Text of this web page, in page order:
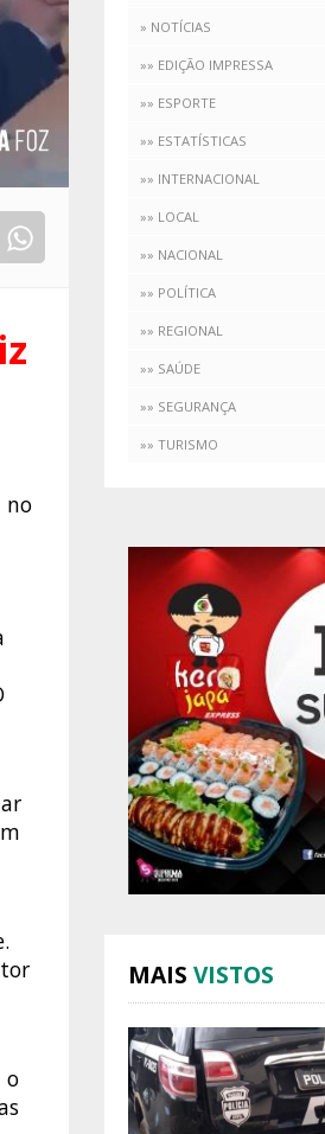
no
o
» NOTÍCIAS
»» EDIÇÃO IMPRESSA
»» ESPORTE
»» ESTATÍSTICAS
»» INTERNACIONAL
»» LOCAL
»» NACIONAL
»» POLÍTICA
»» REGIONAL
»» SAÚDE
»» SEGURANÇA
»» TURISMO
MAIS VISTOS